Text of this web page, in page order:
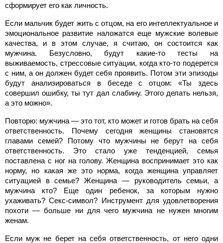
сформирует его как личность.
Если мальчик будет жить с отцом, на его интеллектуальное и
эмоциональное развитие наложатся еще мужские волевые
качества, и в этом случае, я считаю, он состоится как
мужчина. Безусловно, будут какие-то тесты на
выживаемость, стрессовые ситуации, когда кто-то подерется
с ним, а он должен будет себя проявить. Потом эти эпизоды
будут анализироваться в беседе с отцом: «Ты здесь
совершил ошибку, ты тут дал слабину. Этого делать нельзя,
а это можно».
Повторю: мужчина — это тот, кто может и готов брать на себя
ответственность. Почему сегодня женщины становятся
главами семей? Потому что мужчины не берут на себя
ответственность. Это стало уже тенденцией, семья
поставлена с ног на голову. Женщина воспринимает это как
норму, но какая же это норма, когда женщина управляет
ситуацией в семье? Женщина — руководитель семьи, а
мужчина кто? Еще один ребенок, за которым нужно
ухаживать? Секс-символ? Инструмент для удовлетворения
похоти — больше ни для чего мужчина не нужен многим
женам.
Если муж не берет на себя ответственность, от него одни